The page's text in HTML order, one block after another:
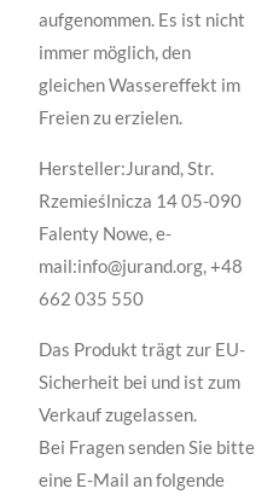
aufgenommen. Es ist nicht
immer möglich, den
gleichen Wassereffekt im
Freien zu erzielen.
Hersteller:Jurand, Str.
Rzemieślnicza 14 05-090
Falenty Nowe, e-
mail:info@jurand.org, +48
662 035 550
Das Produkt trägt zur EU-
Sicherheit bei und ist zum
Verkauf zugelassen.
Bei Fragen senden Sie bitte
eine E-Mail an folgende